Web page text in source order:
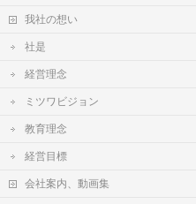
我社の想い
社是
経営理念
ミツワビジョン
教育理念
経営目標
会社案内、動画集